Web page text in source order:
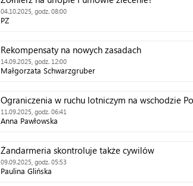
04.10.2025, godz. 08:00
PZ
Rekompensaty na nowych zasadach
14.09.2025, godz. 12:00
Małgorzata Schwarzgruber
Ograniczenia w ruchu lotniczym na wschodzie
11.09.2025, godz. 06:41
Anna Pawłowska
Żandarmeria skontroluje także cywilów
09.09.2025, godz. 05:53
Paulina Glińska